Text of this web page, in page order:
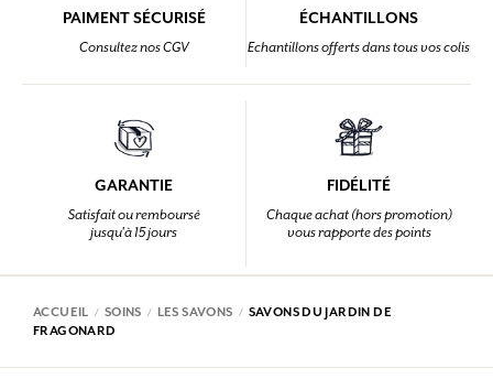
PAIMENT SÉCURISÉ
Consultez nos CGV
ÉCHANTILLONS
Echantillons offerts dans tous vos colis
GARANTIE
Satisfait ou remboursé
jusqu'à 15 jours
FIDÉLITÉ
Chaque achat (hors promotion)
vous rapporte des points
ACCUEIL SOINS LES SAVONS
SAVONS DU JARDIN DE
FRAGONARD